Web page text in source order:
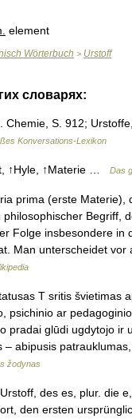
element
Wörterbuch > Urstoff
словарях:
S. 912;
Konversations-Lexikon
↑Hyle, ↑Materie … Das
prima (erste Materie),
Begriff,
Folge insbesondere in
Man unterscheidet vor
T sritis švietimas
psichinio ar
pradai glūdi ugdytojo ir
– abipusis
žodynas
des es, plur. die
den ersten